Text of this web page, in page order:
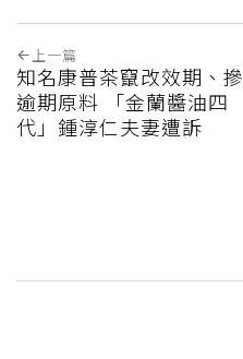
上一篇
知名康普茶竄改效期、摻
逾期原料 「金蘭醬油四
代」鍾淳仁夫妻遭訴